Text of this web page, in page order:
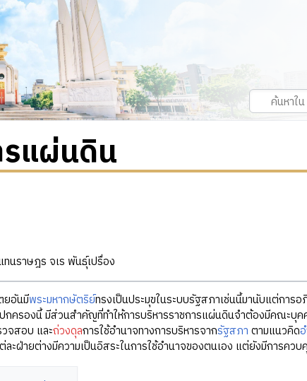
แผ่นดิน
นราษฎร จเร พันธุ์เปรื่อง
ยอันมีพระมหากษัตริย์ทรงเป็นประมุขในระบบรัฐสภาเช่นนี้มานับแต่การ
กครองนี้ มีส่วนสำคัญที่ทำให้การบริหารราชการแผ่นดินจำต้องมีคณะบุ
จสอบ และถ่วงดุลการใช้อำนาจทางการบริหารจากรัฐสภา ตามแนวคิด
ะฝ่ายต่างมีความเป็นอิสระในการใช้อำนาจของตนเอง แต่ยังมีการคว